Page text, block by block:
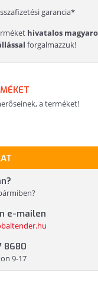
garancia*
hivatalos
forgalmazzuk!
a terméket!
e-mailen
8680
9-17